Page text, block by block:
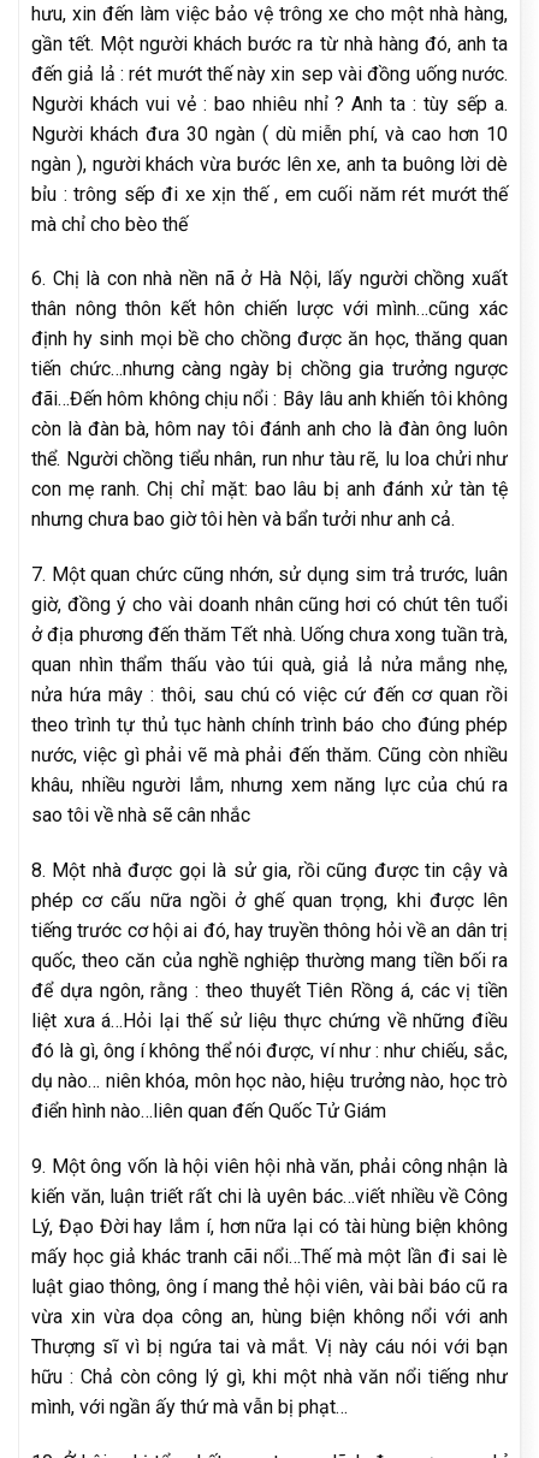
hưu, xin đến làm việc bảo vệ trông xe cho một nhà hàng,
gần tết. Một người khách bước ra từ nhà hàng đó, anh ta
đến giả lả : rét mướt thế này xin sep vài đồng uống nước.
Người khách vui vẻ : bao nhiêu nhỉ ? Anh ta : tùy sếp a.
Người khách đưa 30 ngàn ( dù miễn phí, và cao hơn 10
ngàn ), người khách vừa bước lên xe, anh ta buông lời dè
bỉu : trông sếp đi xe xịn thế , em cuối năm rét mướt thế
mà chỉ cho bèo thế
6. Chị là con nhà nền nã ở Hà Nội, lấy người chồng xuất
thân nông thôn kết hôn chiến lược với mình…cũng xác
định hy sinh mọi bề cho chồng được ăn học, thăng quan
tiến chức…nhưng càng ngày bị chồng gia trưởng ngược
đãi…Đến hôm không chịu nổi : Bây lâu anh khiến tôi không
còn là đàn bà, hôm nay tôi đánh anh cho là đàn ông luôn
thể. Người chồng tiểu nhân, run như tàu rẽ, lu loa chửi như
con mẹ ranh. Chị chỉ mặt: bao lâu bị anh đánh xử tàn tệ
nhưng chưa bao giờ tôi hèn và bẩn tưởi như anh cả.
7. Một quan chức cũng nhớn, sử dụng sim trả trước, luân
giờ, đồng ý cho vài doanh nhân cũng hơi có chút tên tuổi
ở địa phương đến thăm Tết nhà. Uống chưa xong tuần trà,
quan nhìn thẩm thấu vào túi quà, giả lả nửa mắng nhẹ,
nửa hứa mây : thôi, sau chú có việc cứ đến cơ quan rồi
theo trình tự thủ tục hành chính trình báo cho đúng phép
nước, việc gì phải vẽ mà phải đến thăm. Cũng còn nhiều
khâu, nhiều người lắm, nhưng xem năng lực của chú ra
sao tôi về nhà sẽ cân nhắc
8. Một nhà được gọi là sử gia, rồi cũng được tin cậy và
phép cơ cấu nữa ngồi ở ghế quan trọng, khi được lên
tiếng trước cơ hội ai đó, hay truyền thông hỏi về an dân trị
quốc, theo căn của nghề nghiệp thường mang tiền bối ra
để dựa ngôn, rằng : theo thuyết Tiên Rồng á, các vị tiền
liệt xưa á…Hỏi lại thế sử liệu thực chứng về những điều
đó là gì, ông í không thể nói được, ví như : như chiếu, sắc,
dụ nào… niên khóa, môn học nào, hiệu trưởng nào, học trò
điển hình nào…liên quan đến Quốc Tử Giám
9. Một ông vốn là hội viên hội nhà văn, phải công nhận là
kiến văn, luận triết rất chi là uyên bác…viết nhiều về Công
Lý, Đạo Đời hay lắm í, hơn nữa lại có tài hùng biện không
mấy học giả khác tranh cãi nổi…Thế mà một lần đi sai lè
luật giao thông, ông í mang thẻ hội viên, vài bài báo cũ ra
vừa xin vừa dọa công an, hùng biện không nổi với anh
Thượng sĩ vì bị ngứa tai và mắt. Vị này cáu nói với bạn
hữu : Chả còn công lý gì, khi một nhà văn nổi tiếng như
mình, với ngần ấy thứ mà vẫn bị phạt…